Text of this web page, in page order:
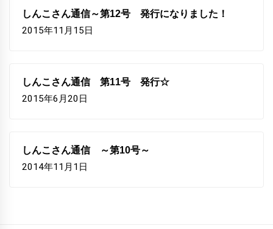
しんこさん通信～第12号 発行になりました！
2015年11月15日
しんこさん通信 第11号 発行☆
2015年6月20日
しんこさん通信 ～第10号～
2014年11月1日